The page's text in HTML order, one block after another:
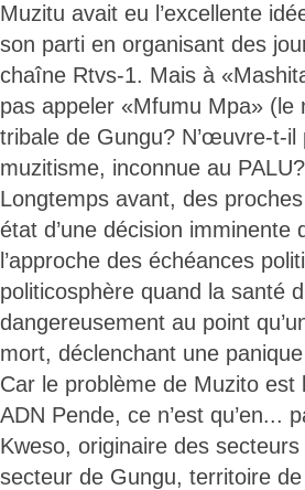
Muzitu avait eu l’excellente
son parti en organisant des
chaîne Rtvs-1. Mais à
pas appeler «Mfumu Mpa» (le
tribale de Gungu? N’œuvre-t-
muzitisme, inconnue au PALU?
Longtemps avant, des
état d’une décision imminente
l’approche des échéances
politicosphère quand la santé
dangereusement au point
mort, déclenchant une
Car le problème de Muzito est
ADN Pende, ce n’est qu’en...
Kweso, originaire des
secteur de Gungu, territoire